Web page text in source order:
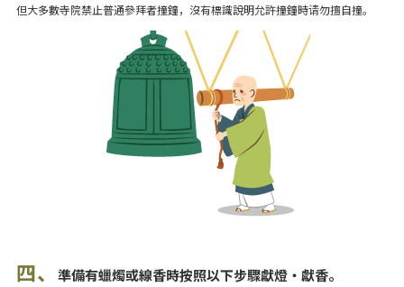
但大多數寺院禁止普通參拜者撞鐘，沒有標識說明允許撞鐘時请勿擅自撞。
四、 準備有蠟燭或線香時按照以下步驟獻燈・獻香。